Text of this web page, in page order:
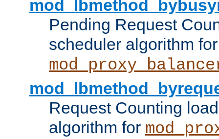
Pending Request
scheduler algorithm for
Request Counting
algorithm for